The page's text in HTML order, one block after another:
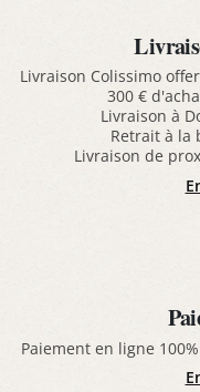
Livraison Colissimo
300 €
Livraison à
Retrait à la
Livraison de
Paiement en ligne